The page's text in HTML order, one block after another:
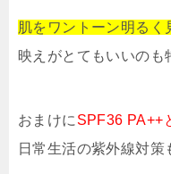
肌をワントーン明るく
映えがとてもいいのも
おまけに SPF36 PA++
日常生活の紫外線対策